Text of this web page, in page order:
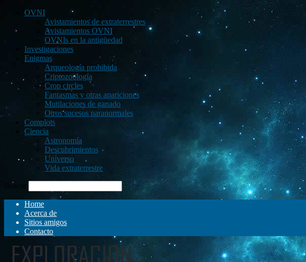
OVNI
Avistamientos de extraterrestres
Avistamientos OVNI
OVNIs en la antigüedad
Investigaciones
Enigmas
Arqueología prohibida
Criptozoología
Crop circles
Fantasmas y otras apariciones
Mutilaciones de ganado
Otros sucesos paranormales
Complots
Ciencia
Astronomía
Descubrimientos
Universo
Vida extraterrestre
Buscar
Home
Acerca de
Sitios amigos
Contacto